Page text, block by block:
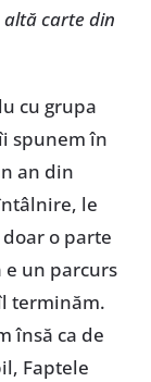
carte din
cu grupa
spunem în
an din
le
o parte
e un parcurs
terminăm.
însă ca de
Faptele